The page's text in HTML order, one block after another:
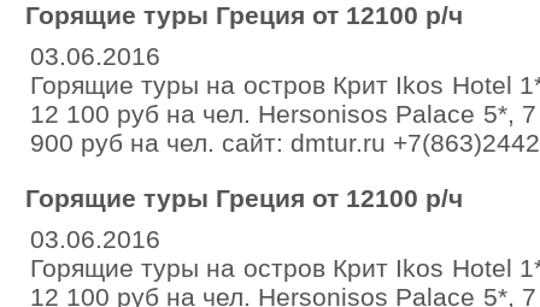
Горящие туры Греция от 12100 р/ч
03.06.2016
Горящие туры на остров Крит Ikos Hotel
12 100 руб на чел. Hersonisos Palace 5*,
900 руб на чел. сайт: dmtur.ru
Горящие туры Греция от 12100 р/ч
03.06.2016
Горящие туры на остров Крит Ikos Hotel
12 100 руб на чел. Hersonisos Palace 5*,